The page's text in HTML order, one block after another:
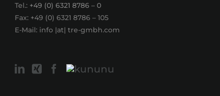
Tel.: +49 (0) 6321 8786 – 0
Fax: +49 (0) 6321 8786 – 105
E-Mail: info |at| tre-gmbh.com